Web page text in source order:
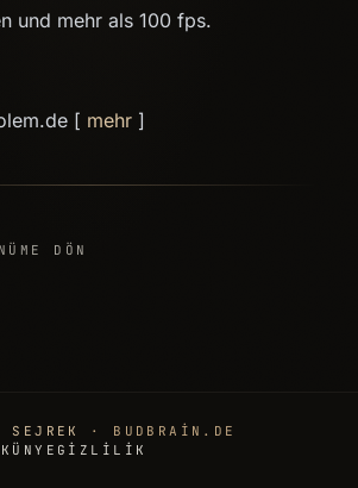
und mehr als 100 fps.
[ mehr ]
DÖN
SEJREK
· BUDBRAIN.DE
KÜNYE GIZLILIK